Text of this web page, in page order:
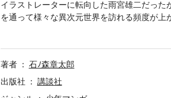
イラストレーターに転向した雨宮雄二だっ
を通って様々な異次元世界を訪れる頻度が上
いのに……。そんな折、雨宮は下宿先の屋敷
著者
石ﾉ森章太郎
出版社
講談社